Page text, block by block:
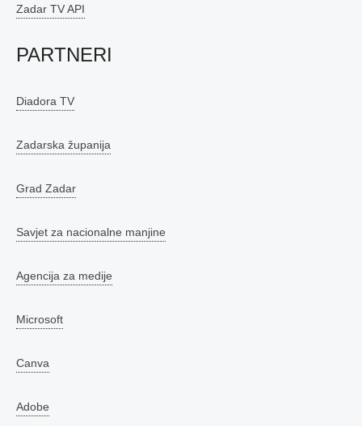
Zadar TV API
PARTNERI
Diadora TV
Zadarska županija
Grad Zadar
Savjet za nacionalne manjine
Agencija za medije
Microsoft
Canva
Adobe